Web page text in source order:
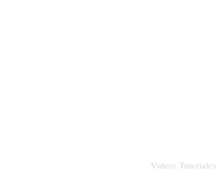
Videos Tutoriales